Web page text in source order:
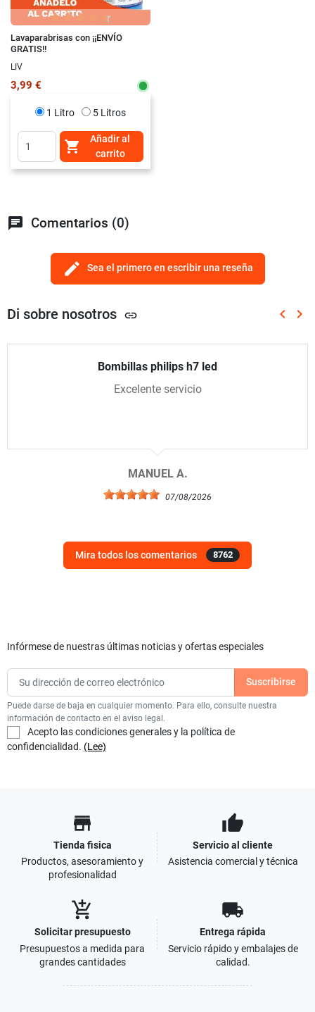
Lavaparabrisas con ¡¡ENVÍO
GRATIS!!
LIV
3,99 €
1 Litro 5 Litros

Añadir al
carrito
chat Comentarios (0)
edit Sea el primero en escribir una reseña
Di sobre nosotros link keyboard_arrow_left keyboard_arrow_right
Bombillas philips h7 led
Excelente servicio
MANUEL A.
07/08/2026
Mira todos los comentarios 8762
Infórmese de nuestras últimas noticias y ofertas especiales
Puede darse de baja en cualquier momento. Para ello, consulte nuestra
información de contacto en el aviso legal.
Acepto las condiciones generales y la política de
confidencialidad. (Lee)
store
Tienda fisica
Productos, asesoramiento y
profesionalidad
thumb_up
Servicio al cliente
Asistencia comercial y técnica
add_shopping_cart
Solicitar presupuesto
Presupuestos a medida para
grandes cantidades
local_shipping
Entrega rápida
Servicio rápido y embalajes de
calidad.